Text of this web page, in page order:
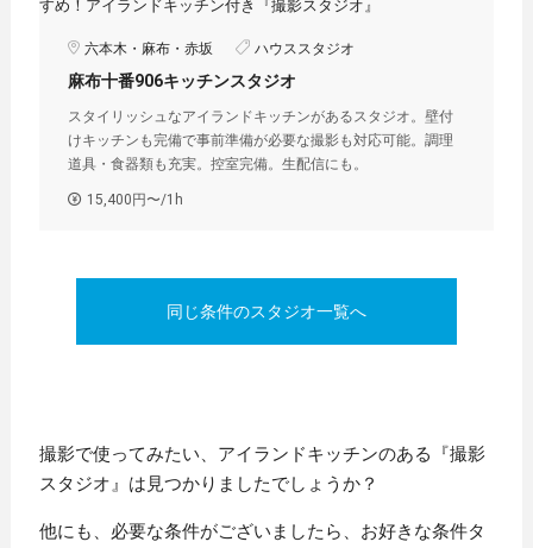
六本木・麻布・赤坂 ハウススタジオ
麻布十番906キッチンスタジオ
スタイリッシュなアイランドキッチンがあるスタジオ。壁付
けキッチンも完備で事前準備が必要な撮影も対応可能。調理
道具・食器類も充実。控室完備。生配信にも。
15,400円〜/1h
同じ条件のスタジオ一覧へ
撮影で使ってみたい、アイランドキッチンのある『撮影
スタジオ』は見つかりましたでしょうか？
他にも、必要な条件がございましたら、お好きな条件タ